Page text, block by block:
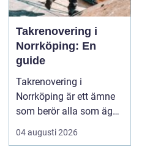
Takrenovering i
Norrköping: En
guide
Takrenovering i
Norrköping är ett ämne
som berör alla som äger
hus, radhus eller
flerfamiljshus i området.
04 augusti 2026